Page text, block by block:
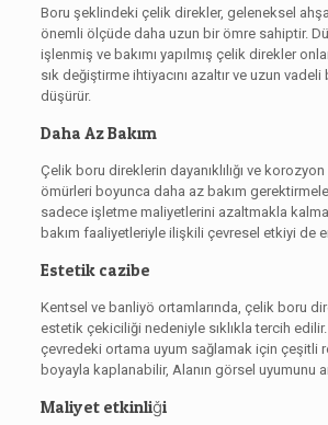
Boru şeklindeki çelik direkler, geleneksel
önemli ölçüde daha uzun bir ömre sahiptir.
işlenmiş ve bakımı yapılmış çelik direkler
sık değiştirme ihtiyacını azaltır ve uzun
düşürür.
Daha Az Bakım
Çelik boru direklerin dayanıklılığı ve
ömürleri boyunca daha az bakım
sadece işletme maliyetlerini azaltmakla
bakım faaliyetleriyle ilişkili çevresel etkiyi de
Estetik cazibe
Kentsel ve banliyö ortamlarında, çelik boru
estetik çekiciliği nedeniyle sıklıkla tercih
çevredeki ortama uyum sağlamak için çeşitli
boyayla kaplanabilir, Alanın görsel uyumunu
Maliyet etkinliği